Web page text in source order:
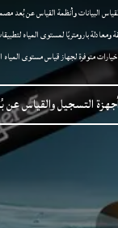
لقياس البيانات وأنظمة القياس عن بُعد
ومعادلة بارومتريًا لمستوى المياه
متوفرة لجهاز قياس مستوى
التسجيل والقياس عن